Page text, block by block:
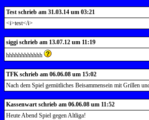
Test schrieb am 31.03.14 um 03:21
<i>test</i>
siggi schrieb am 13.07.12 um 11:19
hhhhhhhhhhhh
TFK schrieb am 06.06.08 um 15:02
Nach dem Spiel gemütliches Beisammensein mit Grillen
Kassenwart schrieb am 06.06.08 um 11:52
Heute Abend Spiel gegen Altliga!